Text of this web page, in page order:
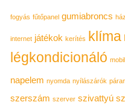
fogyás fűtőpanel gumiabroncs
internet játékok kerítés klíma
légkondicionáló mobil
napelem nyomda nyílászárók
szerszám szerver szivattyú